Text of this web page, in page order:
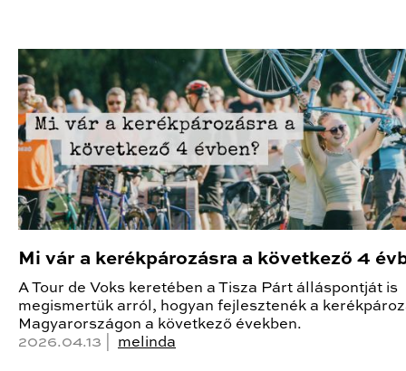
Mi vár a kerékpározásra a következő 4
A Tour de Voks keretében a Tisza Párt álláspontját is
megismertük arról, hogyan fejlesztenék a
Magyarországon a következő években.
2026.04.13 | melinda